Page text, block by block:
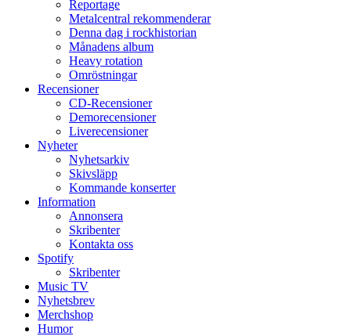
Reportage
Metalcentral rekommenderar
Denna dag i rockhistorian
Månadens album
Heavy rotation
Omröstningar
Recensioner
CD-Recensioner
Demorecensioner
Liverecensioner
Nyheter
Nyhetsarkiv
Skivsläpp
Kommande konserter
Information
Annonsera
Skribenter
Kontakta oss
Spotify
Skribenter
Music TV
Nyhetsbrev
Merchshop
Humor